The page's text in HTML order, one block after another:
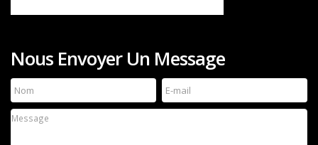
Nous Envoyer Un Message